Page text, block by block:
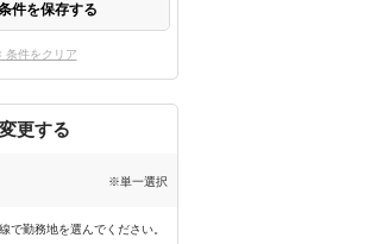
件を保存する
条件をクリア
更する
※単一選択
で勤務地を選んでください。